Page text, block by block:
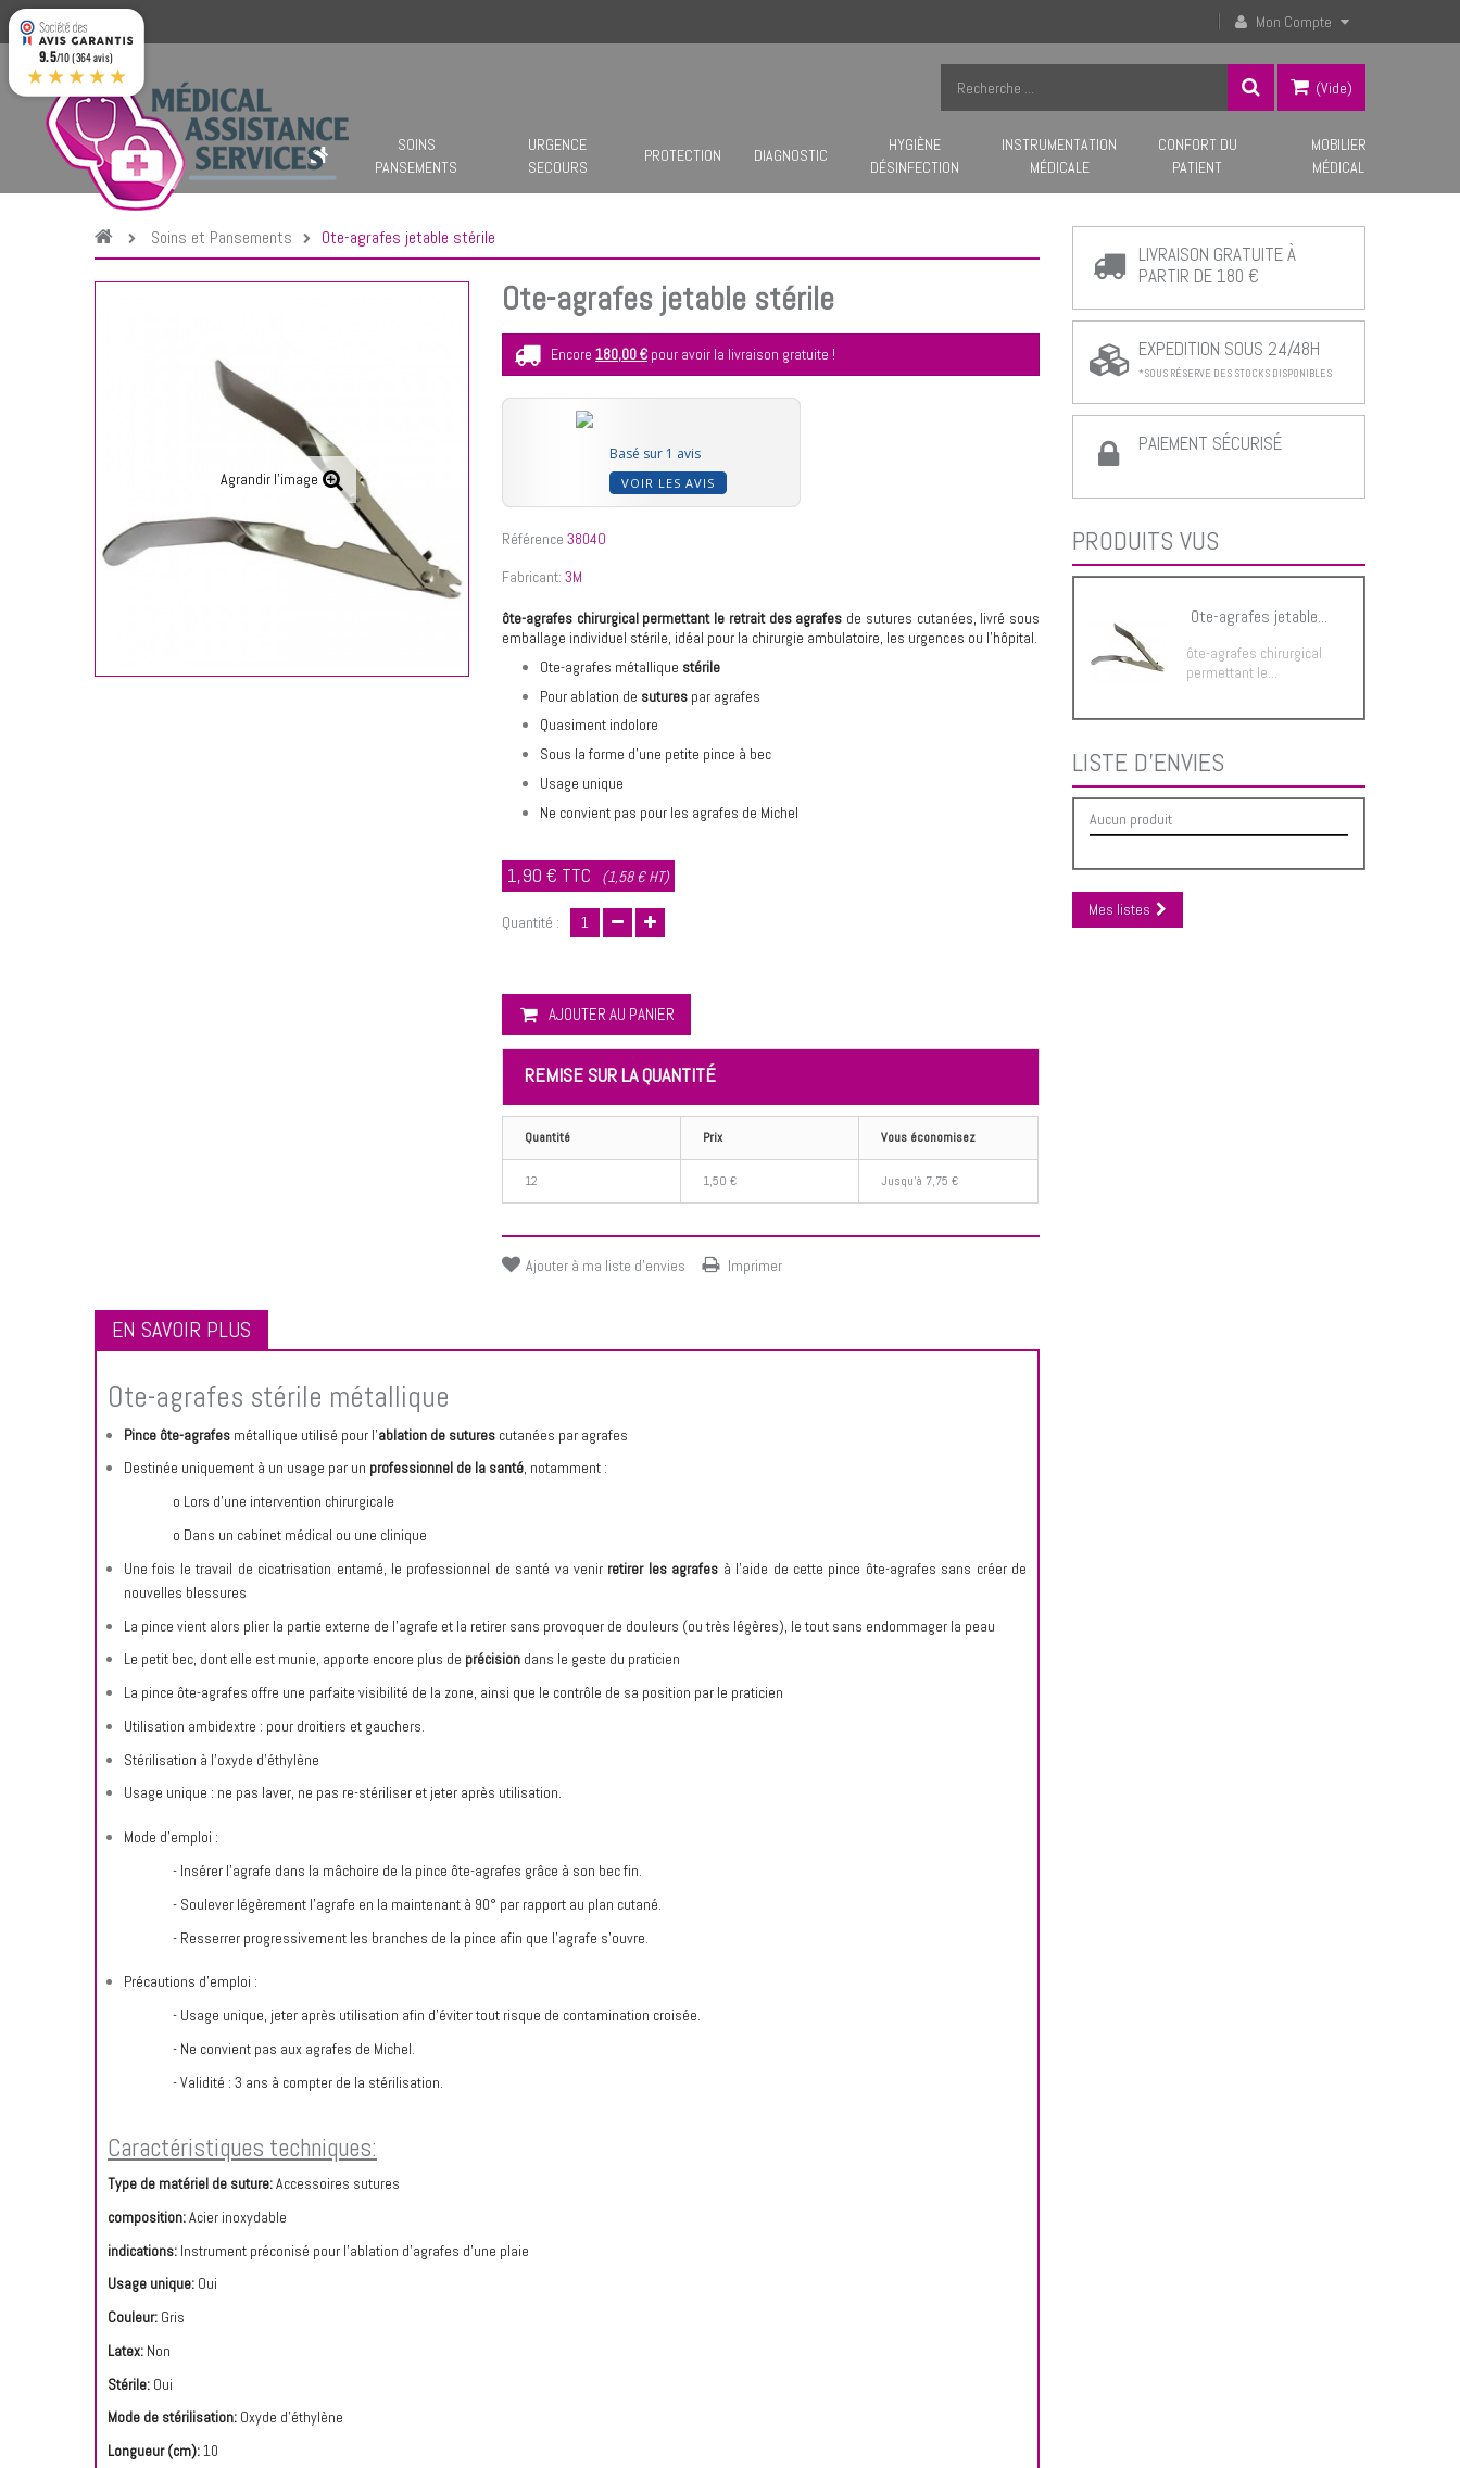
Mon Compte
(vide)
SOINS
PANSEMENTS
URGENCE
SECOURS
PROTECTION DIAGNOSTIC
HYGIÈNE
DÉSINFECTION
INSTRUMENTATION
MÉDICALE
CONFORT DU
PATIENT
MOBILIER
MÉDICAL
Soins et Pansements Ote-agrafes jetable stérile
Agrandir l'image
Ote-agrafes jetable stérile
Encore 180,00 € pour avoir la livraison gratuite !
Basé sur 1 avis
VOIR LES AVIS
Référence 3804O
Fabricant: 3M
ôte-agrafes chirurgical permettant le retrait des agrafes de sutures cutanées, livré sous
emballage individuel stérile, idéal pour la chirurgie ambulatoire, les urgences ou l'hôpital.
Ote-agrafes métallique stérile
Pour ablation de sutures par agrafes
Quasiment indolore
Sous la forme d’une petite pince à bec
Usage unique
Ne convient pas pour les agrafes de Michel
1,90 € TTC (1,58 € HT)
Quantité :
AJOUTER AU PANIER
REMISE SUR LA QUANTITÉ
Quantité Prix Vous économisez
12 1,50 € Jusqu'à 7,75 €
Ajouter à ma liste d'envies Imprimer
EN SAVOIR PLUS
Ote-agrafes stérile métallique
Pince ôte-agrafes métallique utilisé pour l’ablation de sutures cutanées par agrafes
Destinée uniquement à un usage par un professionnel de la santé, notamment :
o Lors d’une intervention chirurgicale
o Dans un cabinet médical ou une clinique
Une fois le travail de cicatrisation entamé, le professionnel de santé va venir retirer les agrafes à l’aide de cette pince ôte-agrafes sans créer de
nouvelles blessures
La pince vient alors plier la partie externe de l’agrafe et la retirer sans provoquer de douleurs (ou très légères), le tout sans endommager la peau
Le petit bec, dont elle est munie, apporte encore plus de précision dans le geste du praticien
La pince ôte-agrafes offre une parfaite visibilité de la zone, ainsi que le contrôle de sa position par le praticien
Utilisation ambidextre : pour droitiers et gauchers.
Stérilisation à l’oxyde d’éthylène
Usage unique : ne pas laver, ne pas re-stériliser et jeter après utilisation.
Mode d’emploi :
- Insérer l’agrafe dans la mâchoire de la pince ôte-agrafes grâce à son bec fin.
- Soulever légèrement l’agrafe en la maintenant à 90° par rapport au plan cutané.
- Resserrer progressivement les branches de la pince afin que l’agrafe s’ouvre.
Précautions d’emploi :
- Usage unique, jeter après utilisation afin d’éviter tout risque de contamination croisée.
- Ne convient pas aux agrafes de Michel.
- Validité : 3 ans à compter de la stérilisation.
Caractéristiques techniques:
Type de matériel de suture:Accessoires sutures
composition:Acier inoxydable
indications: Instrument préconisé pour l’ablation d’agrafes d’une plaie
Usage unique: Oui
Couleur: Gris
Latex: Non
Stérile: Oui
Mode de stérilisation: Oxyde d'éthylène
Longueur (cm):10
LIVRAISON GRATUITE À
PARTIR DE 180 €
EXPEDITION SOUS 24/48H
*SOUS RÉSERVE DES STOCKS DISPONIBLES
PAIEMENT SÉCURISÉ
PRODUITS VUS
Ote-agrafes jetable...
ôte-agrafes chirurgical
permettant le...
LISTE D'ENVIES
Aucun produit
Mes listes
9.5/10 (364 avis)
★★★★★